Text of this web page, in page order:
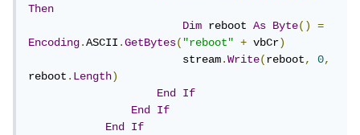
Then
Dim reboot As Byte()
=
Encoding.ASCII.GetBytes("reboot" + vbCr)
                        stream
.Write(reboot, 0,
reboot.Length)
End
If
End
If
End
If